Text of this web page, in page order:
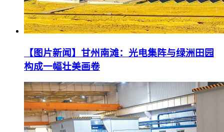
【图片新闻】甘州南滩：光电集阵与绿洲田园
构成一幅壮美画卷